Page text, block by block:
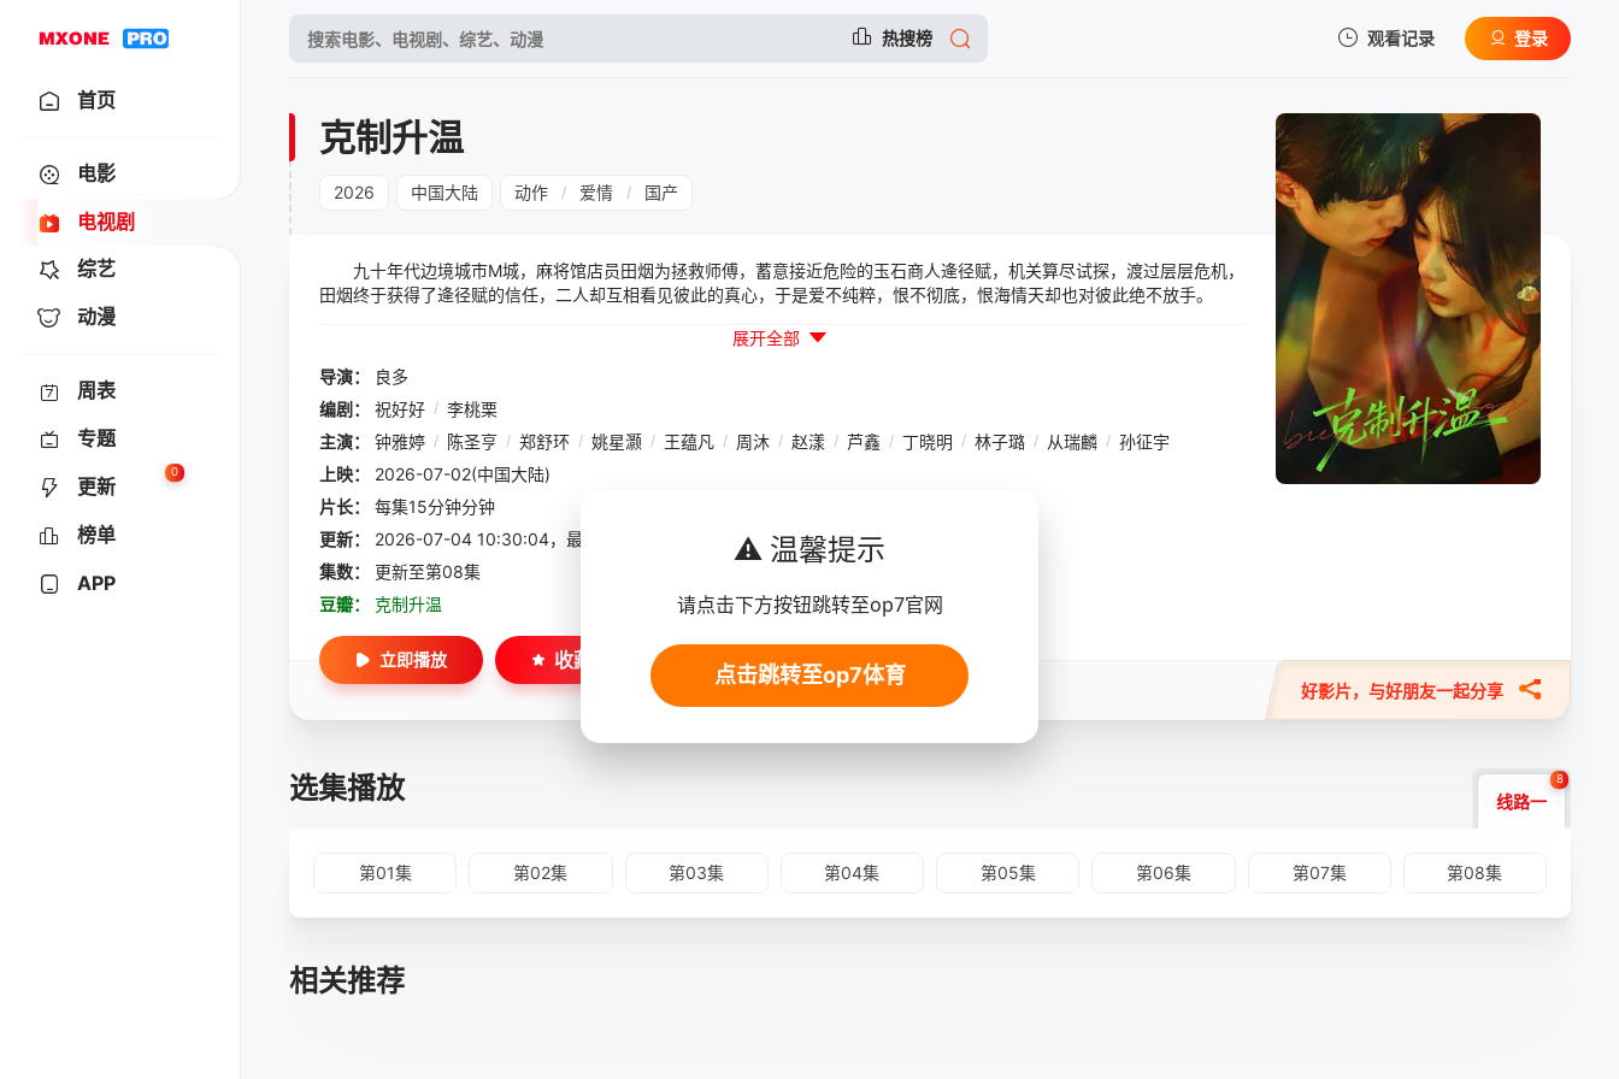
热搜榜 观看记录
暂无观看影片的记录
登录
首页
电影
电视剧
综艺
动漫
周表
专题
更新
0
榜单
APP
克制升温
2026 中国大陆 动作 / 爱情 / 国产
九十年代边境城市M城，麻将馆店员田烟为拯救师傅，蓄意接近危险的玉石商人逄径赋，机关算尽试探，渡过层层危机，
田烟终于获得了逄径赋的信任，二人却互相看见彼此的真心，于是爱不纯粹，恨不彻底，恨海情天却也对彼此绝不放手。
展开全部
导演：
良多
编剧：
祝好好 / 李桃栗
主演：
钟雅婷 / 陈圣亨 / 郑舒环 / 姚星灏 / 王蕴凡 / 周沐 / 赵漾 / 芦鑫 / 丁晓明 / 林子璐 / 从瑞麟 / 孙征宇
上映：
2026-07-02(中国大陆)
片长：
每集15分钟分钟
更新：
2026-07-04 10:30:04，最后更新于 1月前
集数：
更新至第08集
豆瓣：
克制升温
好影片，与好朋友一起分享
立即播放 收藏
选集播放 线路一
8
第01集 第02集 第03集 第04集 第05集 第06集 第07集 第08集
相关推荐
⚠️ 温馨提示
请点击下方按钮跳转至op7官网
点击跳转至op7体育